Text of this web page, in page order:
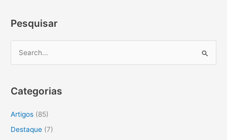
Pesquisar
q
Categorias
Artigos (85)
Destaque (7)